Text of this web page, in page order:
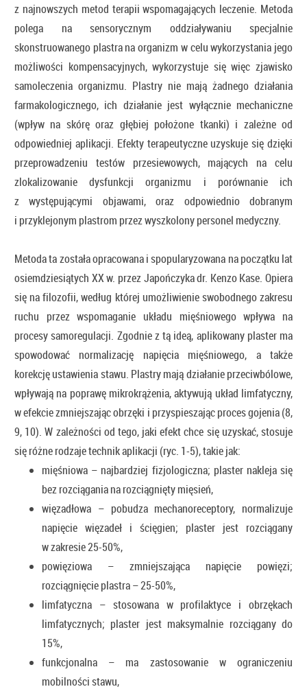
z najnowszych metod terapii wspomagających leczenie. Metoda
polega na sensorycznym oddziaływaniu specjalnie
skonstruowanego plastra na organizm w celu wykorzystania jego
możliwości kompensacyjnych, wykorzystuje się więc zjawisko
samoleczenia organizmu. Plastry nie mają żadnego działania
farmakologicznego, ich działanie jest wyłącznie mechaniczne
(wpływ na skórę oraz głębiej położone tkanki) i zależne od
odpowiedniej aplikacji. Efekty terapeutyczne uzyskuje się dzięki
przeprowadzeniu testów przesiewowych, mających na celu
zlokalizowanie dysfunkcji organizmu i porównanie ich
z występującymi objawami, oraz odpowiednio dobranym
i przyklejonym plastrom przez wyszkolony personel medyczny.
Metoda ta została opracowana i spopularyzowana na początku lat
osiemdziesiątych XX w. przez Japończyka dr. Kenzo Kase. Opiera
się na filozofii, według której umożliwienie swobodnego zakresu
ruchu przez wspomaganie układu mięśniowego wpływa na
procesy samoregulacji. Zgodnie z tą ideą, aplikowany plaster ma
spowodować normalizację napięcia mięśniowego, a także
korekcję ustawienia stawu. Plastry mają działanie przeciwbólowe,
wpływają na poprawę mikrokrążenia, aktywują układ limfatyczny,
w efekcie zmniejszając obrzęki i przyspieszając proces gojenia (8,
9, 10). W zależności od tego, jaki efekt chce się uzyskać, stosuje
się różne rodzaje technik aplikacji (ryc. 1-5), takie jak:
mięśniowa – najbardziej fizjologiczna; plaster nakleja się
bez rozciągania na rozciągnięty mięsień,
więzadłowa – pobudza mechanoreceptory, normalizuje
napięcie więzadeł i ścięgien; plaster jest rozciągany
w zakresie 25-50%,
powięziowa – zmniejszająca napięcie powięzi;
rozciągnięcie plastra – 25-50%,
limfatyczna – stosowana w profilaktyce i obrzękach
limfatycznych; plaster jest maksymalnie rozciągany do
15%,
funkcjonalna – ma zastosowanie w ograniczeniu
mobilności stawu,